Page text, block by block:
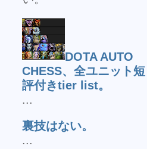
DOTA AUTO
CHESS、全ユニット短
評付きtier list。
...
裏技はない。
...